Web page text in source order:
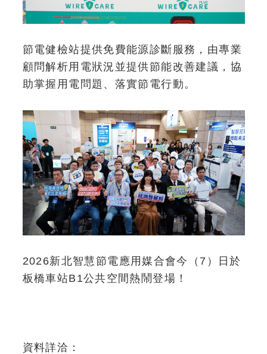
節電健檢站提供免費能源診斷服務，由專業
顧問解析用電狀況並提供節能改善建議，協
助掌握用電問題、落實節電行動。
2026新北智慧節電應用媒合會今（7）日於
板橋車站B1公共空間熱鬧登場！
資料詳洽：